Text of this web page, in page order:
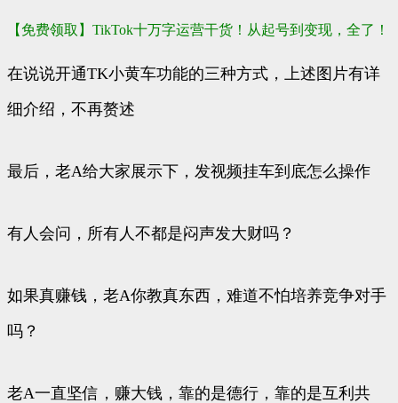
【免费领取】TikTok十万字运营干货！从起号到变现，全了！
在说说开通TK小黄车功能的三种方式，上述图片有详
细介绍，不再赘述
最后，老A给大家展示下，发视频挂车到底怎么操作
有人会问，所有人不都是闷声发大财吗？
如果真赚钱，老A你教真东西，难道不怕培养竞争对手
吗？
老A一直坚信，赚大钱，靠的是德行，靠的是互利共